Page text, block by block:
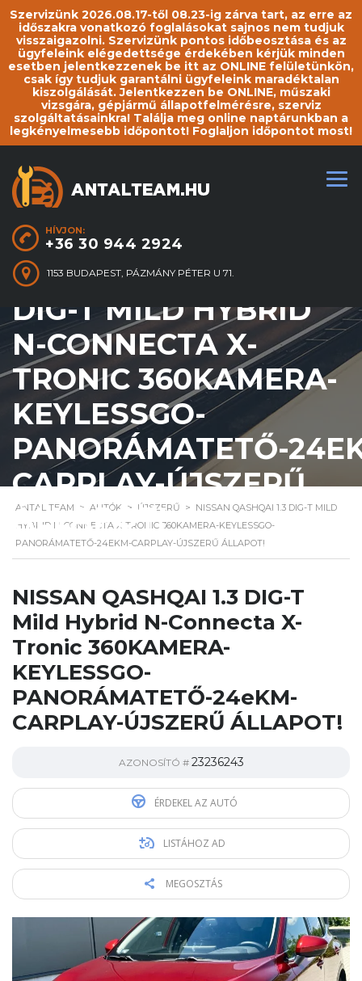
Szervizünk 2026.08.17-től 08.23-ig zárva tart, az erre az
időszakra vonatkozó foglalásokat sajnos nem tudjuk
visszaigazolni. Szervizünk pontos időbeosztása és az
ügyfeleink elégedettsége érdekében kérjük minden
esetben jelentkezzenek be itt az ONLINE felületünkön,
csak így tudjuk garantálni ügyfeleink maradéktalan
kiszolgálását. Jelentkezzen be ONLINE, műszaki
vizsgára, gépjármű állapotfelmérésre, szerviz
szolgáltatásainkra! Találja meg online naptárunkban a
legkényelmesebb időpontot! Foglaljon időpontot most!
HÍVJON:
+36 30 944 2924
1153 BUDAPEST, PÁZMÁNY PÉTER U 71.
NISSAN QASHQAI 1.3
DIG-T MILD HYBRID
N-CONNECTA X-
TRONIC 360KAMERA-
KEYLESSGO-
PANORÁMATETŐ-
CARPLAY-ÚJSZERŰ
ÁLLAPOT!
ANTAL TEAM > AUTÓK > ÚJSZERŰ > NISSAN QASHQAI 1.3 DIG-T MILD
HYBRID N-CONNECTA X-TRONIC 360KAMERA-KEYLESSGO-
PANORÁMATETŐ-24EKM-CARPLAY-ÚJSZERŰ ÁLLAPOT!
NISSAN QASHQAI 1.3 DIG-T
Mild Hybrid N-Connecta X-
Tronic 360KAMERA-
KEYLESSGO-
PANORÁMATETŐ-24eKM-
CARPLAY-ÚJSZERŰ ÁLLAPOT!
AZONOSÍTÓ # 23236243
ÉRDEKEL AZ AUTÓ
LISTÁHOZ AD
MEGOSZTÁS